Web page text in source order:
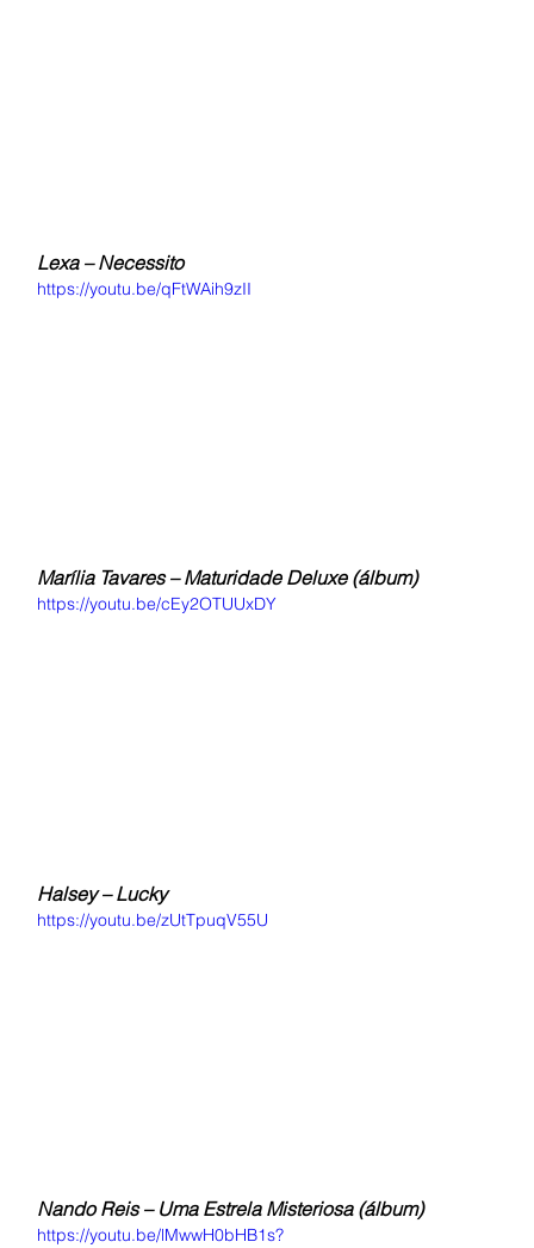
Lexa – Necessito
https://youtu.be/qFtWAih9zII
Marília Tavares – Maturidade Deluxe (álbum)
https://youtu.be/cEy2OTUUxDY
Halsey – Lucky
https://youtu.be/zUtTpuqV55U
Nando Reis – Uma Estrela Misteriosa (álbum)
https://youtu.be/lMwwH0bHB1s?